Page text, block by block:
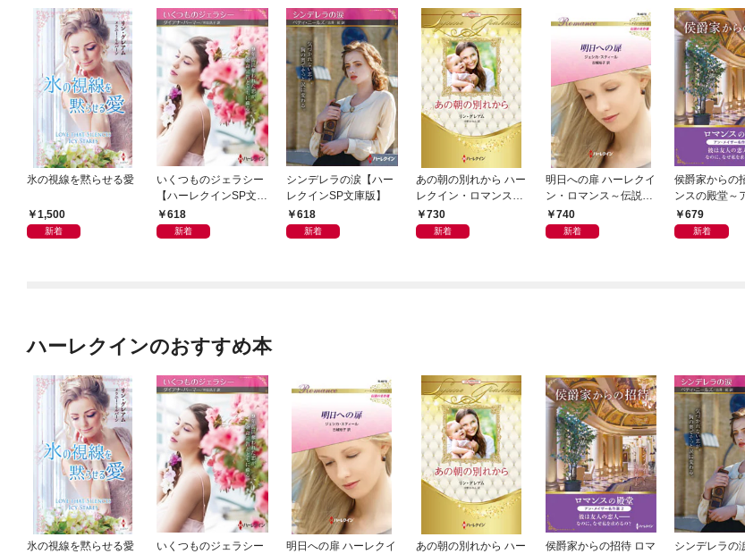
氷の視線を黙らせる愛
1,500
新着
いくつものジェラシー
【ハーレクインSP文庫
版】618
新着
シンデレラの涙【ハー
レクインSP文庫版】
618
新着
あの朝の別れから ハー
レクイン・ロマンス・
プレミアム～リン・グ
レアム・ベスト・セレ
730
新着
明日への扉 ハーレクイ
ン・ロマンス～伝説の
名作選～【ハーレクイ
ン・ロマンス版】
740
新着
侯爵家からの
ンスの殿堂～
イザー名作選
ーレクインSP
679
新着
ハーレクインのおすすめ本
氷の視線を黙らせる愛
いくつものジェラシー
明日への扉 ハーレクイ
あの朝の別れから ハー
侯爵家からの招待 ロマ
シンデレラの